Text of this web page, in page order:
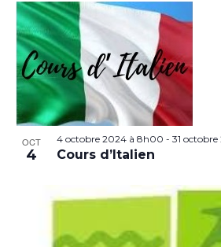
OCT
4
4 octobre 2024 à 8h00 - 31
Cours d’Italien